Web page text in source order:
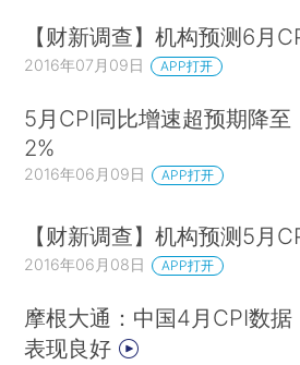
【财新调查】机构预测6月
2016年07月09日 APP打开
5月CPI同比增速超预期降至
2%
2016年06月09日 APP打开
【财新调查】机构预测5月
2016年06月08日 APP打开
摩根大通：中国4月CPI数据
表现良好